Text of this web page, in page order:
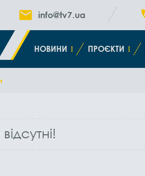
info@tv7.ua
НОВИНИ ПРОЄКТИ